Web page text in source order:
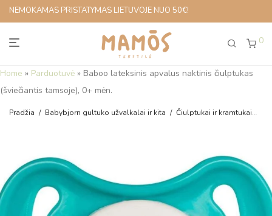
NEMOKAMAS PRISTATYMAS LIETUVOJE NUO 50€!
0
Home » Parduotuvė » Baboo lateksinis apvalus naktinis čiulptukas
(šviečiantis tamsoje), 0+ mėn.
Pradžia / Babybjorn gultuko užvalkalai ir kita / Čiulptukai ir kramtukai /